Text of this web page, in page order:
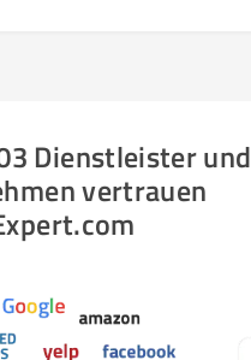
Dienstleister und
vertrauen